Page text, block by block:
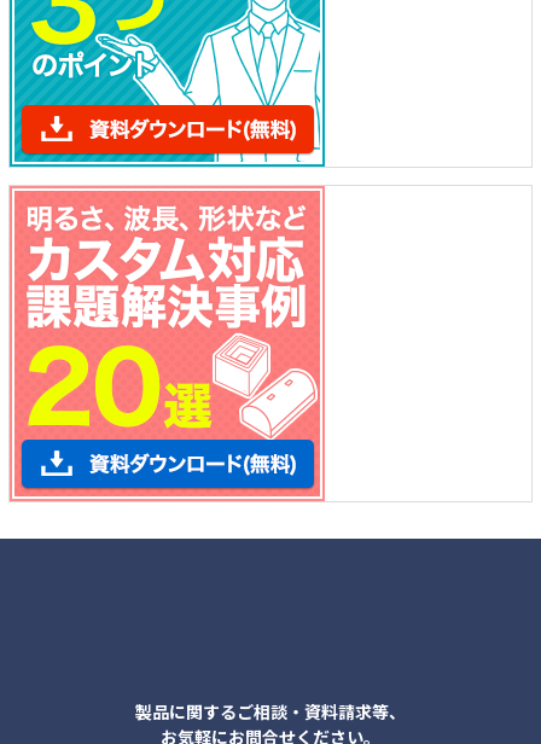
製品に関するご相談・資料請求等、
お気軽にお問合せください。